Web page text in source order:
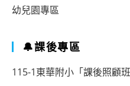
幼兒園專區
🔔課後專區
115-1東華附小「課後照顧